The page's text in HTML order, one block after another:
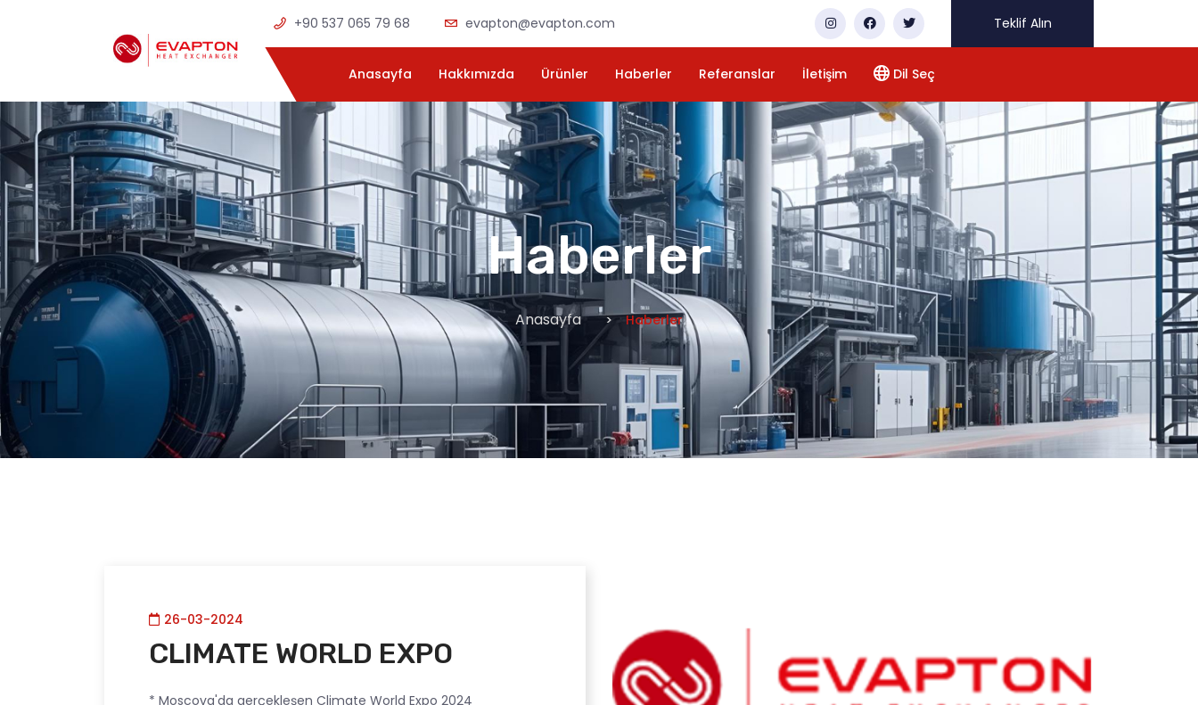
+90 537 065 79 68 evapton@evapton.com Teklif Alın
Anasayfa Hakkımızda Ürünler Haberler Referanslar İletişim Dil Seç
Haberler
Anasayfa Haberler
26-03-2024
CLIMATE WORLD EXPO
* Moscova'da gerçekleşen Climate World Expo 2024